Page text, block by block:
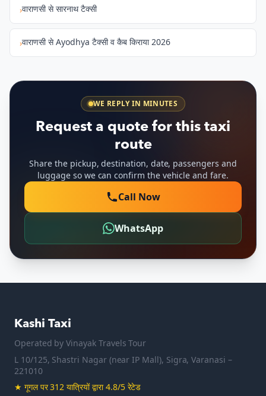
›वाराणसी से सारनाथ टैक्सी
›वाराणसी से Ayodhya टैक्सी व कैब किराया 2026
WE REPLY IN MINUTES
Request a quote for this taxi
route
Share the pickup, destination, date, passengers and
luggage so we can confirm the vehicle and fare.
Call Now
WhatsApp
Kashi Taxi
Operated byVinayak Travels Tour
L 10/125, Shastri Nagar (near IP Mall), Sigra, Varanasi –
221010
★ गूगल पर 312 यात्रियों द्वारा 4.8/5 रेटेड